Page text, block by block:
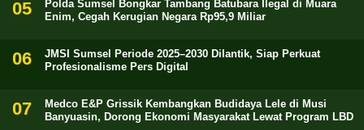
Polda Sumsel Bongkar Tambang Batubara Ilegal di Muara
Enim, Cegah Kerugian Negara Rp95,9 Miliar
JMSI Sumsel Periode 2025–2030 Dilantik, Siap Perkuat
Profesionalisme Pers Digital
Medco E&P Grissik Kembangkan Budidaya Lele di Musi
Banyuasin, Dorong Ekonomi Masyarakat Lewat Program LBD